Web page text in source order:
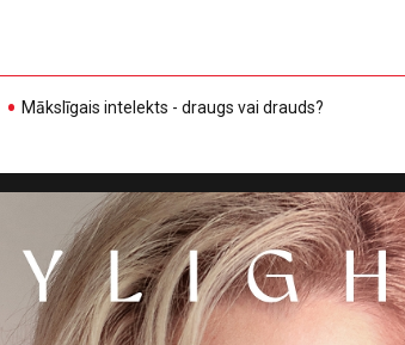
Mākslīgais intelekts - draugs vai drauds?